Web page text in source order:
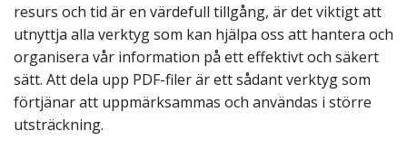
resurs och tid är en värdefull tillgång, är det viktigt att
utnyttja alla verktyg som kan hjälpa oss att hantera och
organisera vår information på ett effektivt och säkert
sätt. Att dela upp PDF-filer är ett sådant verktyg som
förtjänar att uppmärksammas och användas i större
utsträckning.